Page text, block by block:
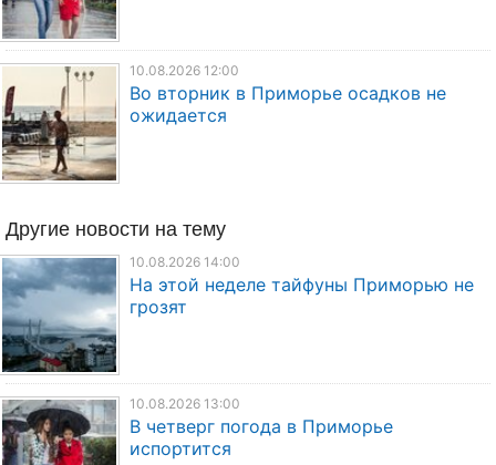
10.08.2026 12:00
Во вторник в Приморье осадков не
ожидается
Другие новости на тему
10.08.2026 14:00
На этой неделе тайфуны Приморью не
грозят
10.08.2026 13:00
В четверг погода в Приморье
испортится